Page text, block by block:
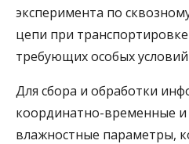
эксперимента по
цепи при
требующих особых
Для сбора и обработки
координатно-временные
влажностные параметры,